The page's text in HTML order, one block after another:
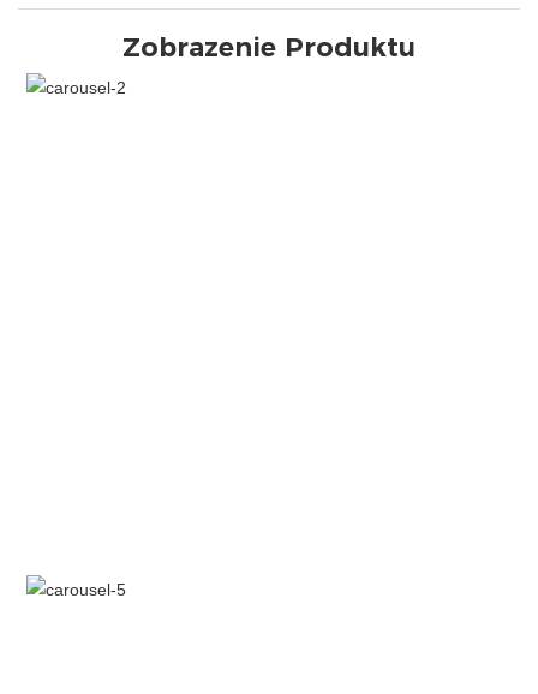
Zobrazenie Produktu